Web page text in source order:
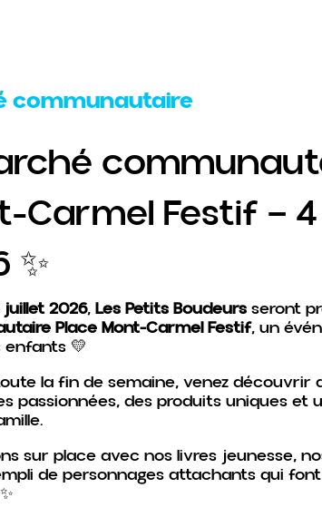
communautaire
Carmel Festif —
✨
2026, Les Petits Boudeursseront
Place Mont-Carmel Festif, un
💛
la fin de semaine, venez découvrir
passionnées, des produits uniques et
sur place avec nos livres jeunesse,
de personnages attachants qui